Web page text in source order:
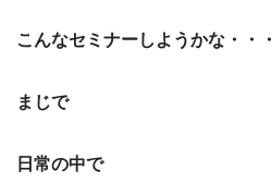
こんなセミナーしようかな・・・
まじで
日常の中で